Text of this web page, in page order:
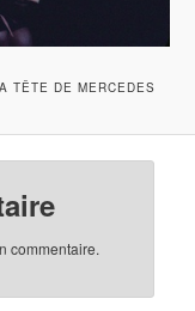
TÊTE DE MERCEDES
commentaire.